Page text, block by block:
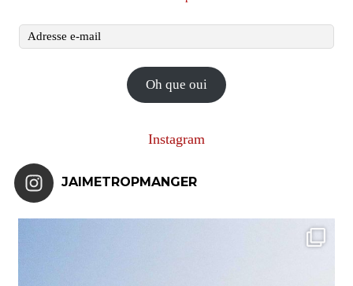
Adresse
Oh que oui
Instagram
JAIMETROPMANGER